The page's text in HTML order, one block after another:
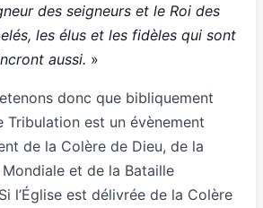
des seigneurs et le Roi des
les élus et les fidèles qui sont
aussi. »
donc que bibliquement
Tribulation est un évènement
de la Colère de Dieu, de la
et de la Bataille
l’Église est délivrée de la Colère